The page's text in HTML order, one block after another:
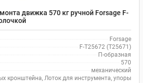
движка 570 кг ручной Forsage F-
Forsage
F-T25672 (T25671)
П-образная
570
механический
кронштейна, Лоток для инструмента, упоры